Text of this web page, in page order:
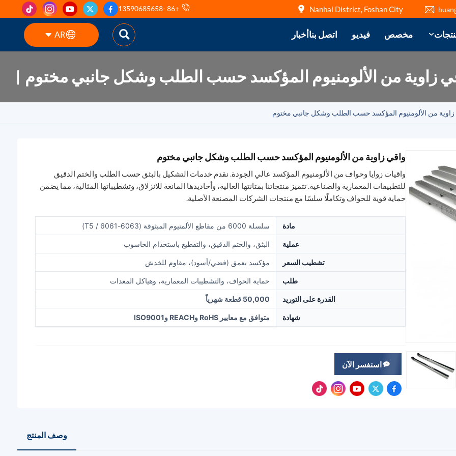
Nanhai District, Foshan City
+86 -13590685658
مخصص فيديو اتصل بناأخبار AR
English
زاوية من الألومنيوم المؤكسد حسب الطلب وشكل جانبي مختوم
من الألومنيوم المؤكسد حسب الطلب وشكل جانبي مختوم
واقي زاوية من الألومنيوم المؤكسد حسب الطلب وشكل جانبي مختوم
واقيات زوايا وحواف من الألومنيوم المؤكسد عالي الجودة. نقدم خدمات التشكيل بالبثق حسب الطلب والختم الدقيق
للتطبيقات المعمارية والصناعية. تتميز منتجاتنا بمتانتها العالية، وأخاديدها المانعة للانزلاق، وتشطيباتها المثالية، مما يضمن
حماية قوية للحواف وتكاملًا سلسًا مع منتجات الشركات المصنعة الأصلية.
مادة سلسلة 6000 من مقاطع الألمنيوم المبثوقة (6063-T5 / 6061)
عملية البثق، والختم الدقيق، والتقطيع باستخدام الحاسوب
تشطيب السعر مؤكسد بعمق (فضي/أسود)، مقاوم للخدش
طلب حماية الحواف، والتشطيبات المعمارية، وهياكل المعدات
القدرة على التوريد 50,000 قطعة شهرياً
شهادة متوافق مع معايير RoHS وREACH وISO9001
استفسر الآن
وصف المنتج